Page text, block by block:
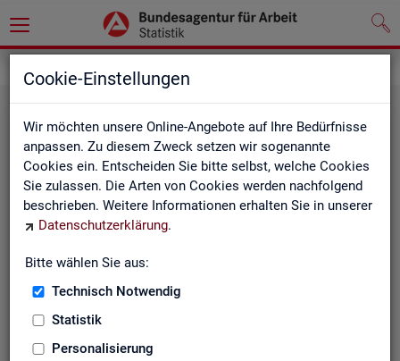
Cookie-Einstellungen
Wir möchten unsere Online-Angebote auf Ihre Bedürfnisse
anpassen. Zu diesem Zweck setzen wir sogenannte
Cookies ein. Entscheiden Sie bitte selbst, welche Cookies
Sie zulassen. Die Arten von Cookies werden nachfolgend
beschrieben. Weitere Informationen erhalten Sie in unserer
Datenschutzerklärung.
Bitte wählen Sie aus:
Technisch Notwendig
Statistik
Personalisierung
Un­ter­be­schäf­ti­gung
Wie viele Menschen suchen Arbeit oder haben